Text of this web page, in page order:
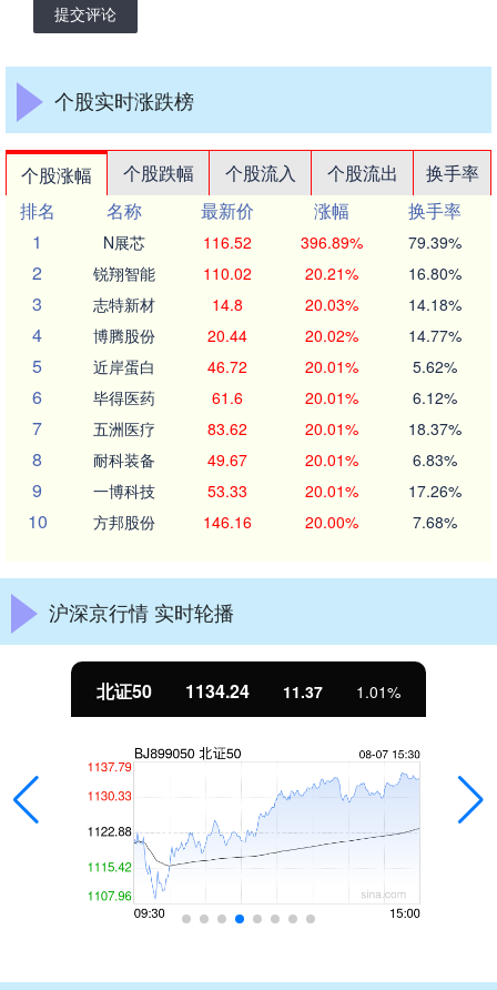
提交评论
个股实时涨跌榜
个股涨幅 个股跌幅 个股流入 个股流出
换手率
排名
名称 最新价 涨幅
换手率
1
N展芯 116.52 396.89% 79.39%
2 锐翔智能 110.02 20.21% 16.80%
3 志特新材 14.8 20.03% 14.18%
4 博腾股份 20.44 20.02% 14.77%
5 近岸蛋白 46.72 20.01% 5.62%
6 毕得医药 61.6 20.01% 6.12%
7 五洲医疗 83.62 20.01% 18.37%
8 耐科装备 49.67 20.01% 6.83%
9 一博科技 53.33 20.01% 17.26%
10 方邦股份 146.16 20.00% 7.68%
沪深京行情 实时轮播
北证50 1134.24 11.37 1.01%